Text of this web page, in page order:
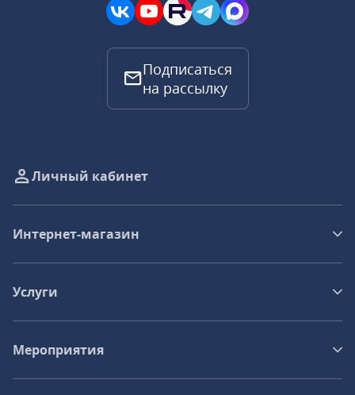
Подписаться
на рассылку
Личный кабинет
Интернет-магазин
Услуги
Мероприятия